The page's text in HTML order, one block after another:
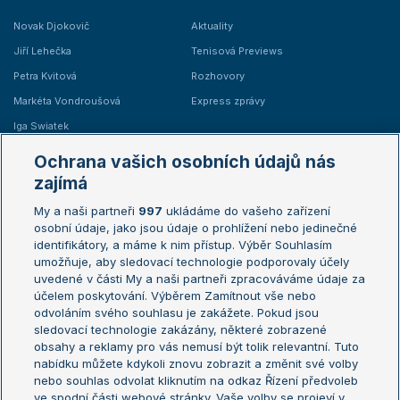
Novak Djokovič
Jiří Lehečka
Petra Kvitová
Markéta Vondroušová
Iga Swiatek
Aktuality
Tenisová Previews
Rozhovory
Express zprávy
Žebříčky
Žebříček ATP (muži)
Žebříček WTA (ženy)
Sázkařský žebříček
Australian Open
French Open
Wimbledon
US Open
Turnaj mistrů
Turnaj mistryň
Aktualní trendy
Fotbalové přestupy
Ochrana vašich osobních údajů nás
zajímá
My a naši partneři 997 ukládáme do vašeho zařízení
osobní údaje, jako jsou údaje o prohlížení nebo jedinečné
identifikátory, a máme k nim přístup. Výběr Souhlasím
umožňuje, aby sledovací technologie podporovaly účely
uvedené v části My a naši partneři zpracováváme údaje za
účelem poskytování. Výběrem Zamítnout vše nebo
odvoláním svého souhlasu je zakážete. Pokud jsou
sledovací technologie zakázány, některé zobrazené
obsahy a reklamy pro vás nemusí být tolik relevantní. Tuto
nabídku můžete kdykoli znovu zobrazit a změnit své volby
nebo souhlas odvolat kliknutím na odkaz Řízení předvoleb